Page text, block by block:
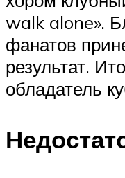
walk alone».
фанатов
результат.
обладатель